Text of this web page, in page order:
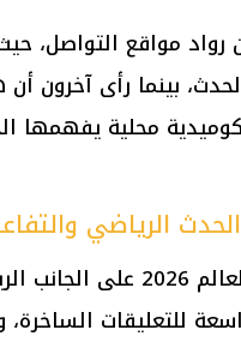
رواد مواقع التواصل،
بينما رأى آخرون
محلية يفهمها
لا يقتصر الاهتمام بـ افتتاح
للتعليقات الساخرة،